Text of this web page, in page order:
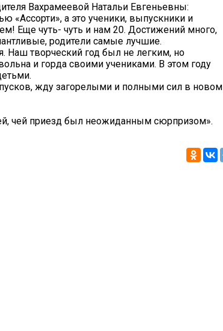
Вахрамеевой Натальи Евгеньевны:
«Ассорти», а это ученики, выпускники и
Еще чуть- чуть и нам 20. Достижений много,
родители самые лучшие.
Наш творческий год был не легким, но
и горда своими учениками. В этом году
жду загорелыми и полными сил в новом
чей приезд был неожиданным сюрпризом».